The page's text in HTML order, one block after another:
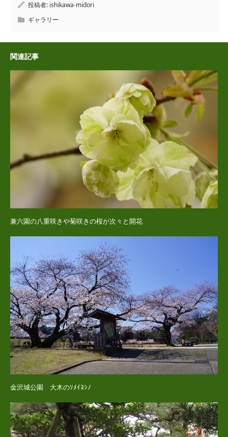
投稿者: ishikawa-midori
ギャラリー
関連記事
兼六園の八重咲きや菊咲きの桜が次々と開花
金沢城公園 大木のｿﾒｲﾖｼﾉ